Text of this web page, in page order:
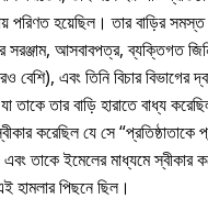
পরিণত হয়েছিল। তার বাড়ির সমস্ত
সরঞ্জাম, আসবাবপত্র, ব্যক্তিগত
এবং তিনি বিচার বিভাগের
যা তাকে তার বাড়ি হারাতে বাধ্য
করেছিল যে সে
তাকে ইমেলের মাধ্যমে স্বীকার
হামলার পিছনে ছিল।